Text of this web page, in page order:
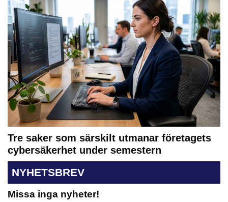
Tre saker som särskilt utmanar företagets
cybersäkerhet under semestern
NYHETSBREV
Missa inga nyheter!